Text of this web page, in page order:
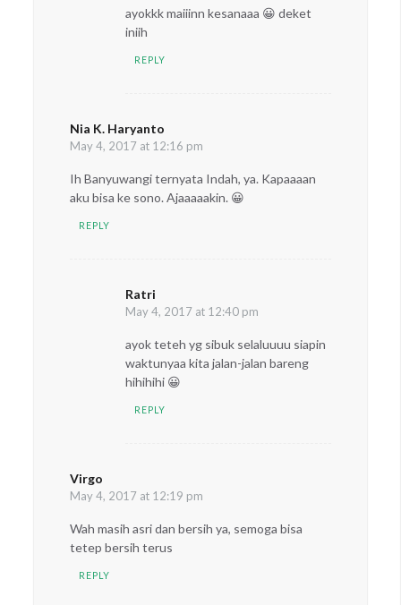
ayokkk maiiinn kesanaaa 😀 deket
iniih
REPLY
Nia K. Haryanto
May 4, 2017 at 12:16 pm
Ih Banyuwangi ternyata Indah, ya. Kapaaaan
aku bisa ke sono. Ajaaaaakin. 😀
REPLY
Ratri
May 4, 2017 at 12:40 pm
ayok teteh yg sibuk selaluuuu siapin
waktunyaa kita jalan-jalan bareng
hihihihi 😀
REPLY
Virgo
May 4, 2017 at 12:19 pm
Wah masih asri dan bersih ya, semoga bisa
tetep bersih terus
REPLY